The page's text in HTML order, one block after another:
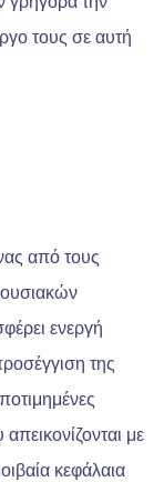
τους σε αυτή
από τους
ενεργή
της
με
κεφάλαια